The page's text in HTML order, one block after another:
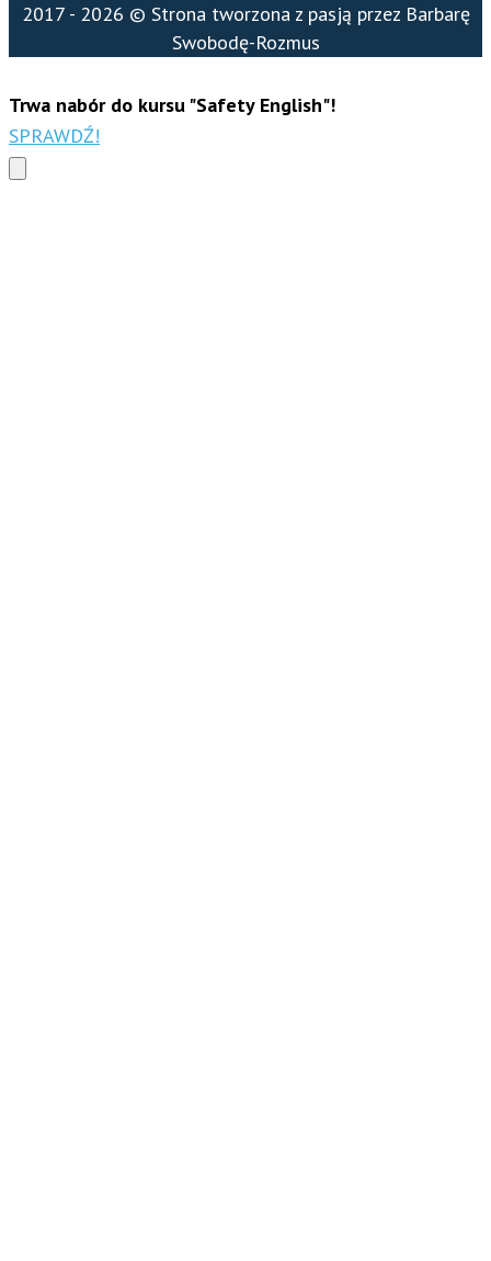
2017 - 2026 © Strona tworzona z pasją przez Barbarę
Swobodę-Rozmus
Trwa nabór do kursu "Safety English"!
SPRAWDŹ!